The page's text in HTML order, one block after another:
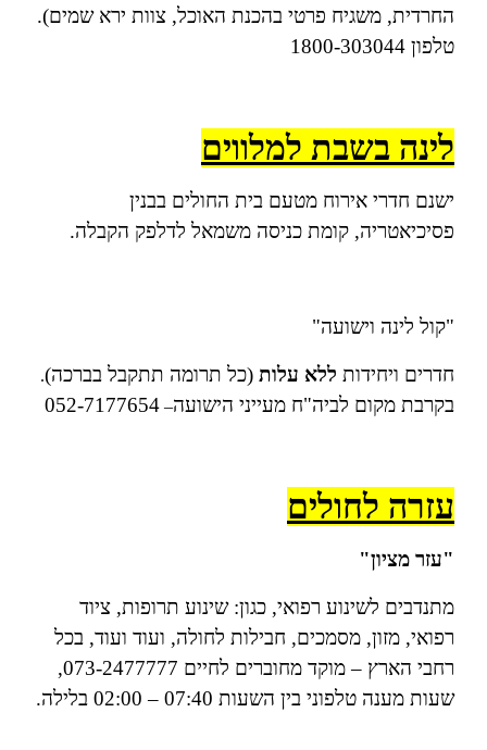
החרדית, משגיח פרטי בהכנת האוכל, צוות ירא שמים).
טלפון 1800-303044
לינה בשבת למלווים
ישנם חדרי אירוח מטעם בית החולים בבנין
פסיכיאטריה, קומת כניסה משמאל לדלפק הקבלה.
"קול לינה וישועה"
חדרים ויחידות ללא עלות(כל תרומה תתקבל בברכה).
בקרבת מקום לביה"ח מעייני הישועה–
052-7177654
עזרה לחולים
"עזר מציון"
מתנדבים לשינוע רפואי, כגון: שינוע תרופות, ציוד
רפואי, מזון, מסמכים, חבילות לחולה, ועוד ועוד, בכל
רחבי הארץ – מוקד מחוברים לחיים 073-2477777,
שעות מענה טלפוני בין השעות 07:40 – 02:00 בלילה.